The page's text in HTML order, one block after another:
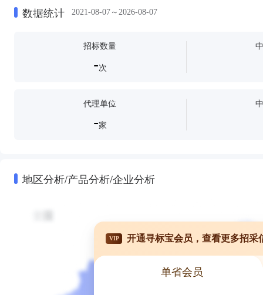
数据统计 2021-08-07～2026-08-07
招标数量
-次
代理单位
-家
地区分析/产品分析/企业分析
VIP 开通寻标宝会员，查看更多招采
单省会员